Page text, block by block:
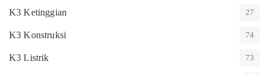
K3 Ketinggian 27
K3 Konstruksi 74
K3 Listrik 73